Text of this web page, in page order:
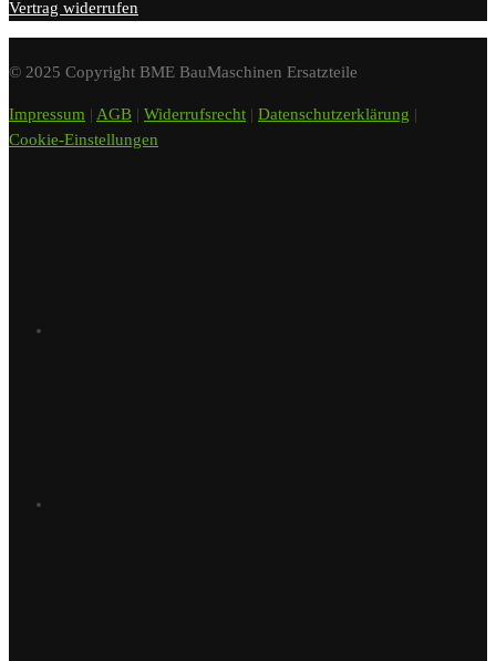
Vertrag widerrufen
© 2025 Copyright BME BauMaschinen Ersatzteile
Impressum | AGB | Widerrufsrecht | Datenschutzerklärung |
Cookie-Einstellungen